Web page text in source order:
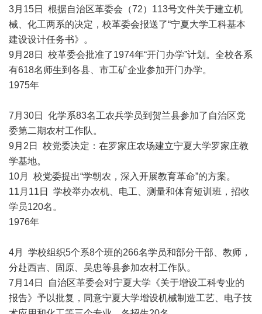
3月15日 根据自治区革委会（72）113号文件关于建立机
械、化工两系的决定，校革委会报送了“宁夏大学工科基本
建设设计任务书》。
9月28日 校革委会批准了1974年“开门办学”计划。全校各系
有618名师生到各县、市工矿企业参加开门办学。
1975年
7月30日 化学系83名工农兵学员到贺兰县参加了自治区党
委第二期农村工作队。
9月2日 校党委决定：在罗家庄农场建立宁夏大学罗家庄教
学基地。
10月 校党委提出“学朝农，深入开展教育革命”的方案。
11月11日 学校举办农机、电工、测量和体育短训班，招收
学员120名。
1976年
4月 学校组织5个系8个班的266名学员和部分干部、教师，
分赴西吉、固原、吴忠等县参加农村工作队。
7月14日 自治区革委会对宁夏大学《关于增设工科专业的
报告》予以批复，同意宁夏大学增设机械制造工艺、电子技